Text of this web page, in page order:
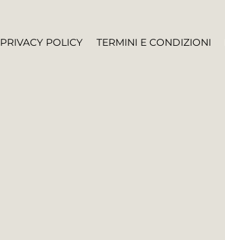
TERMINI E CONDIZIONI
PRIVACY POLICY